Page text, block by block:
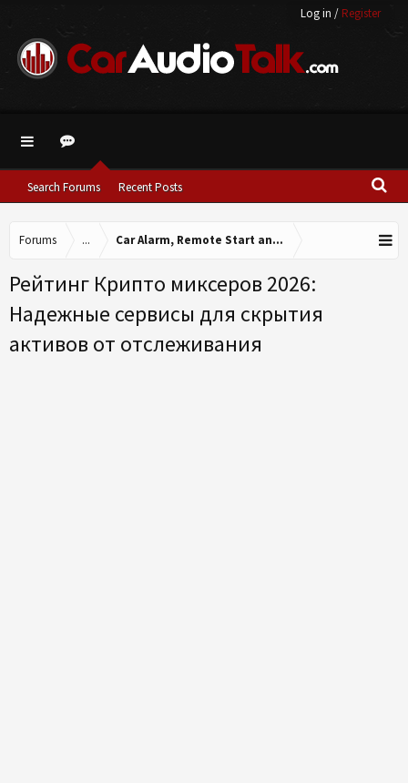
Log in / Register
Search Forums Recent Posts
Forums ... Car Alarm, Remote Start and other Accessories.
Рейтинг Крипто миксеров 2026:
Надежные сервисы для скрытия
активов от отслеживания